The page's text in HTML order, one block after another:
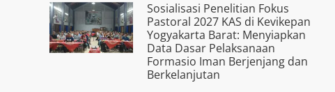
Sosialisasi Penelitian Fokus
Pastoral 2027 KAS di Kevikepan
Yogyakarta Barat: Menyiapkan
Data Dasar Pelaksanaan
Formasio Iman Berjenjang dan
Berkelanjutan